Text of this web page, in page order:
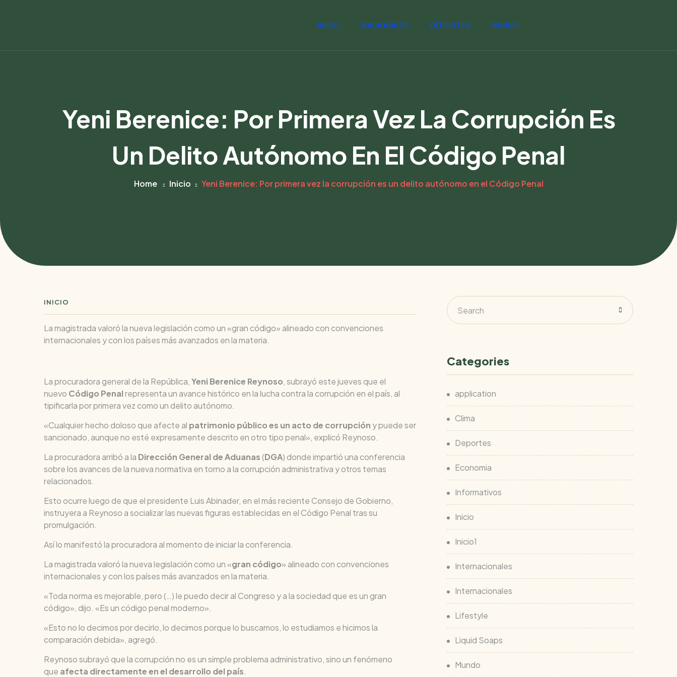
INICIO NACIONALES DEPORTES MUNDO
Yeni Berenice: Por Primera Vez La Corrupción Es
Un Delito Autónomo En El Código Penal
Home Inicio Yeni Berenice: Por primera vez la corrupción es un delito autónomo en el Código Penal
INICIO
La magistrada valoró la nueva legislación como un «gran código» alineado con convenciones
internacionales y con los países más avanzados en la materia.
La procuradora general de la República,Yeni Berenice Reynoso, subrayó este jueves que el
nuevo Código Penalrepresenta un avance histórico en la lucha contra la corrupción en el país, al
tipificarla por primera vez como un delito autónomo.
«Cualquier hecho doloso que afecte al patrimonio público es un acto de corrupción y puede ser
sancionado, aunque no esté expresamente descrito en otro tipo penal», explicó Reynoso.
La procuradora arribó a la Dirección General de Aduanas(DGA) donde impartió una conferencia
sobre los avances de la nueva normativa en torno a la corrupción administrativa y otros temas
relacionados.
Esto ocurre luego de que el presidente Luis Abinader, en el más reciente Consejo de Gobierno,
instruyera a Reynoso a socializar las nuevas figuras establecidas en el Código Penal tras su
promulgación.
Así lo manifestó la procuradora al momento de iniciar la conferencia.
La magistrada valoró la nueva legislación como un «gran código» alineado con convenciones
internacionales y con los países más avanzados en la materia.
«Toda norma es mejorable, pero (…) le puedo decir al Congreso y a la sociedad que es un gran
código», dijo. «Es un código penal moderno».
«Esto no lo decimos por decirlo, lo decimos porque lo buscamos, lo estudiamos e hicimos la
comparación debida», agregó.
Reynoso subrayó que la corrupción no es un simple problema administrativo, sino un fenómeno
que afecta directamente en el desarrollo del país.
Categories
application
Clima
Deportes
Economia
Informativos
Inicio
Inicio1
Internacionales
Internacionales
Lifestyle
Liquid Soaps
Mundo